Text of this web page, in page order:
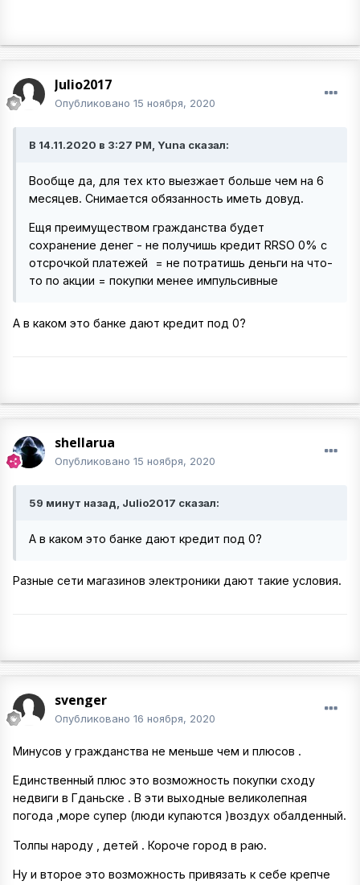
Julio2017
Опубликовано 15 ноября, 2020
В 14.11.2020 в 3:27 PM, Yuna сказал:
Вообще да, для тех кто выезжает больше чем на 6
месяцев. Снимается обязанность иметь довуд.
Ещя преимуществом гражданства будет
сохранение денег - не получишь кредит RRSO 0% с
отсрочкой платежей
= не потратишь деньги на что-
то по акции = покупки менее импульсивные
А в каком это банке дают кредит под 0?
shellarua
Опубликовано 15 ноября, 2020
59 минут назад, Julio2017 сказал:
А в каком это банке дают кредит под 0?
Разные сети магазинов электроники дают такие условия.
svenger
Опубликовано 16 ноября, 2020
Минусов у гражданства не меньше чем и плюсов .
Единственный плюс это возможность покупки сходу
недвиги в Гданьске . В эти выходные великолепная
погода ,море супер (люди купаются )воздух обалденный.
Толпы народу , детей . Короче город в раю.
Ну и второе это возможность привязать к себе крепче